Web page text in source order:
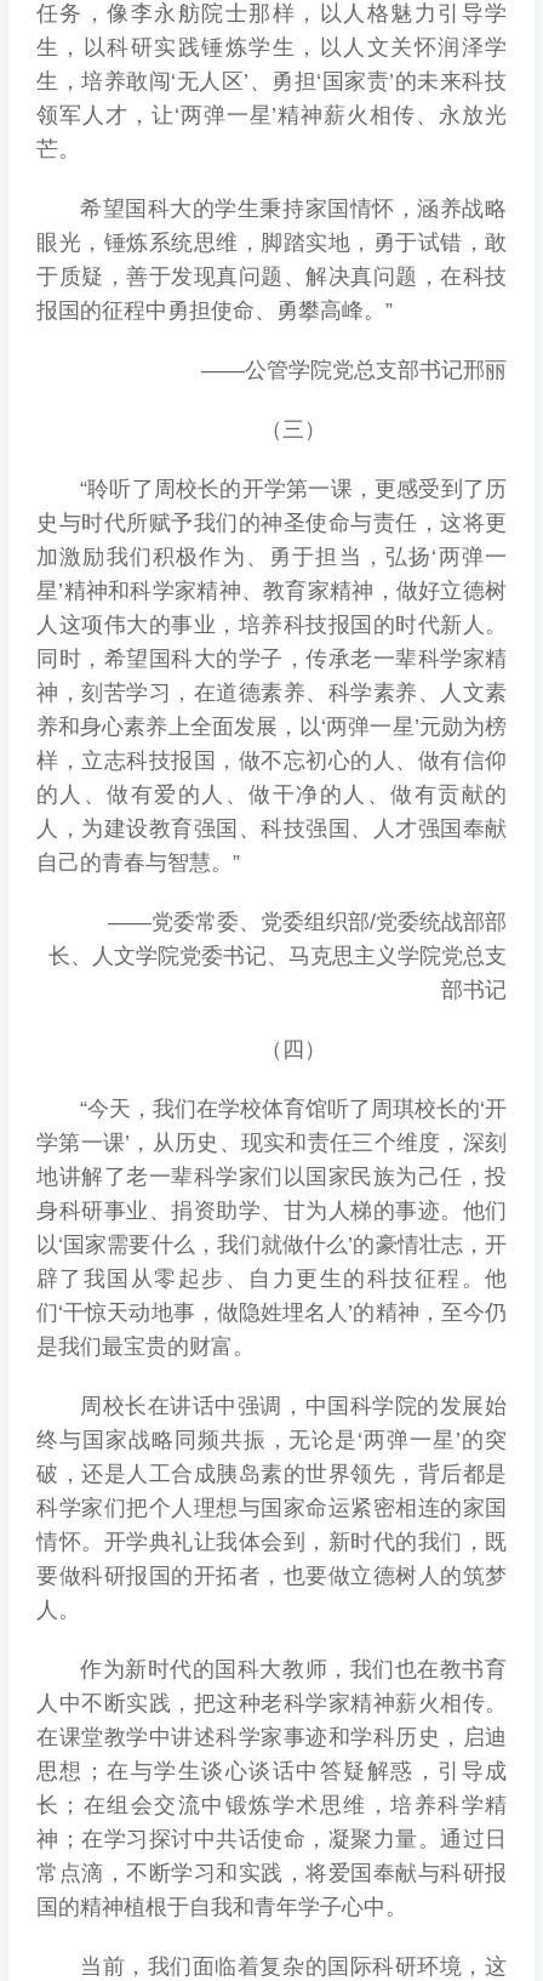
任务，像李永舫院士那样，以人格魅力引导学
生，以科研实践锤炼学生，以人文关怀润泽学
生，培养敢闯‘无人区’、勇担‘国家责’的未来科技
领军人才，让‘两弹一星’精神薪火相传、永放光
芒。
希望国科大的学生秉持家国情怀，涵养战略
眼光，锤炼系统思维，脚踏实地，勇于试错，敢
于质疑，善于发现真问题、解决真问题，在科技
报国的征程中勇担使命、勇攀高峰。”
——公管学院党总支部书记邢丽
（三）
“聆听了周校长的开学第一课，更感受到了历
史与时代所赋予我们的神圣使命与责任，这将更
加激励我们积极作为、勇于担当，弘扬‘两弹一
星’精神和科学家精神、教育家精神，做好立德树
人这项伟大的事业，培养科技报国的时代新人。
同时，希望国科大的学子，传承老一辈科学家精
神，刻苦学习，在道德素养、科学素养、人文素
养和身心素养上全面发展，以‘两弹一星’元勋为榜
样，立志科技报国，做不忘初心的人、做有信仰
的人、做有爱的人、做干净的人、做有贡献的
人，为建设教育强国、科技强国、人才强国奉献
自己的青春与智慧。”
——党委常委、党委组织部/党委统战部部
长、人文学院党委书记、马克思主义学院党总支
部书记
（四）
“今天，我们在学校体育馆听了周琪校长的‘开
学第一课’，从历史、现实和责任三个维度，深刻
地讲解了老一辈科学家们以国家民族为己任，投
身科研事业、捐资助学、甘为人梯的事迹。他们
以‘国家需要什么，我们就做什么’的豪情壮志，开
辟了我国从零起步、自力更生的科技征程。他
们‘干惊天动地事，做隐姓埋名人’的精神，至今仍
是我们最宝贵的财富。
周校长在讲话中强调，中国科学院的发展始
终与国家战略同频共振，无论是‘两弹一星’的突
破，还是人工合成胰岛素的世界领先，背后都是
科学家们把个人理想与国家命运紧密相连的家国
情怀。开学典礼让我体会到，新时代的我们，既
要做科研报国的开拓者，也要做立德树人的筑梦
人。
作为新时代的国科大教师，我们也在教书育
人中不断实践，把这种老科学家精神薪火相传。
在课堂教学中讲述科学家事迹和学科历史，启迪
思想；在与学生谈心谈话中答疑解惑，引导成
长；在组会交流中锻炼学术思维，培养科学精
神；在学习探讨中共话使命，凝聚力量。通过日
常点滴，不断学习和实践，将爱国奉献与科研报
国的精神植根于自我和青年学子心中。
当前，我们面临着复杂的国际科研环境，这